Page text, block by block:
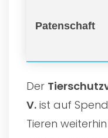
Patenschaft
Der
V. ist auf
Tieren